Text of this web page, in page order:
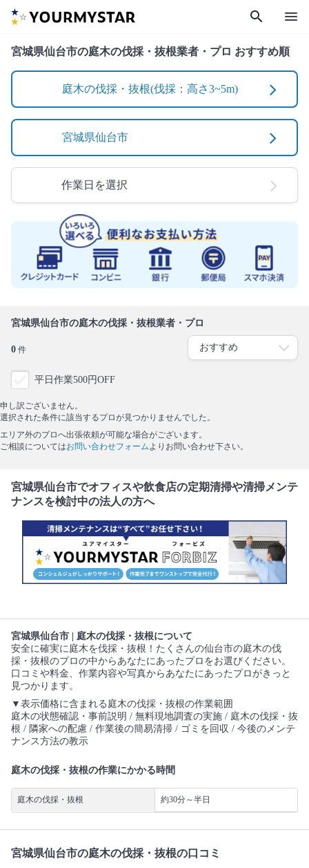
search menu
宮城県仙台市の庭木の伐採・抜根業者・プロ おすすめ順
庭木の伐採・抜根(伐採：高さ3~5m)
宮城県仙台市
作業日を選択
宮城県仙台市の庭木の伐採・抜根業者・プロ
0 件
平日作業500円OFF
申し訳ございません。
選択された条件に該当するプロが見つかりませんでした。
エリア外のプロへ出張依頼が可能な場合がございます。
ご相談についてはお問い合わせフォーム よりお問い合わせ下さい。
宮城県仙台市でオフィスや飲食店の定期清掃や清掃メンテ
ナンスを検討中の法人の方へ
宮城県仙台市 | 庭木の伐採・抜根について
安全に確実に庭木を伐採・抜根！たくさんの仙台市の庭木の伐
採・抜根のプロの中からあなたにあったプロをお選びください。
口コミや料金、作業内容や写真からあなたにあったプロがきっと
見つかります。
▼表示価格に含まれる庭木の伐採・抜根の作業範囲
庭木の状態確認・事前説明 / 無料現地調査の実施 / 庭木の伐採・抜
根 / 隣家への配慮 / 作業後の簡易清掃 / ゴミを回収 / 今後のメンテ
ナンス方法の教示
庭木の伐採・抜根の作業にかかる時間
庭木の伐採・抜根 約30分～半日
宮城県仙台市の庭木の伐採・抜根の口コミ